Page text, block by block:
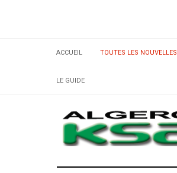
ACCUEIL TOUTES LES NOUVELLES
LE GUIDE